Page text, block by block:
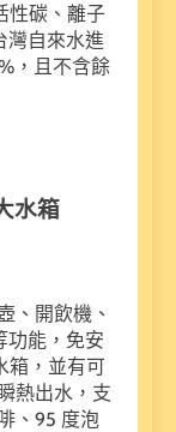
性碳、離子
灣自來水進
，且不含餘
水箱
、開飲機、
功能，免安
箱，並有可
熱出水，支
、95 度泡